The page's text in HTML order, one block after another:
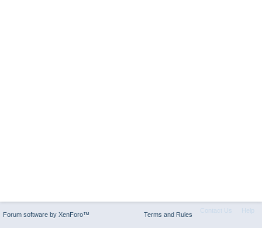
Contact Us Help
Terms and Rules
Forum software by XenForo™